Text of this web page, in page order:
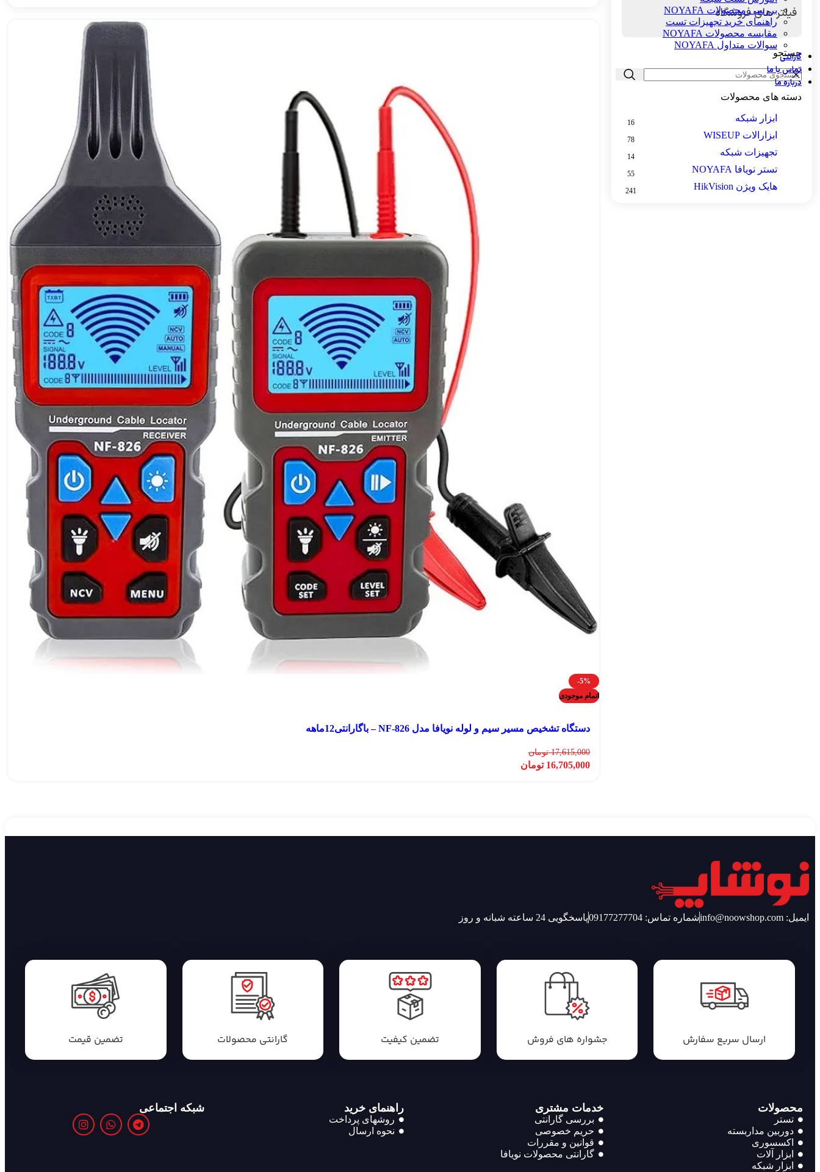
بررسی محصولات NOYAFA
راهنمای خرید تجهیزات تست
مقایسه محصولات NOYAFA
سوالات متداول NOYAFA
گارانتی
تماس با ما
درباره ما
فیلتر های فروشگاه
جستجو
دسته های محصولات
ابزار شبکه 16
ابزارالات WISEUP 78
تجهیزات شبکه 14
تستر نویافا NOYAFA 55
هایک ویژن HikVision 241
-5%
اتمام موجودی
دستگاه تشخیص مسیر سیم و لوله نویافا مدل NF-826 – باگارانتی12ماهه
17,615,000 تومان
16,705,000 تومان
ایمیل: info@noowshop.com شماره تماس: 09177277704 پاسخگویی 24 ساعته شبانه و روز
ارسال سریع سفارش جشواره های فروش تضمین کیفیت گارانتی محصولات تضمین قیمت
محصولات
تستر
دوربین مداربسته
اکسسوری
ابزار آلات
ابزار شبکه
خدمات مشتری
بررسی گارانتی
حریم خصوصی
قوانین و مقررات
گارانتی محصولات نویافا
راهنمای خرید
روشهای پرداخت
نحوه ارسال
شبکه اجتماعی